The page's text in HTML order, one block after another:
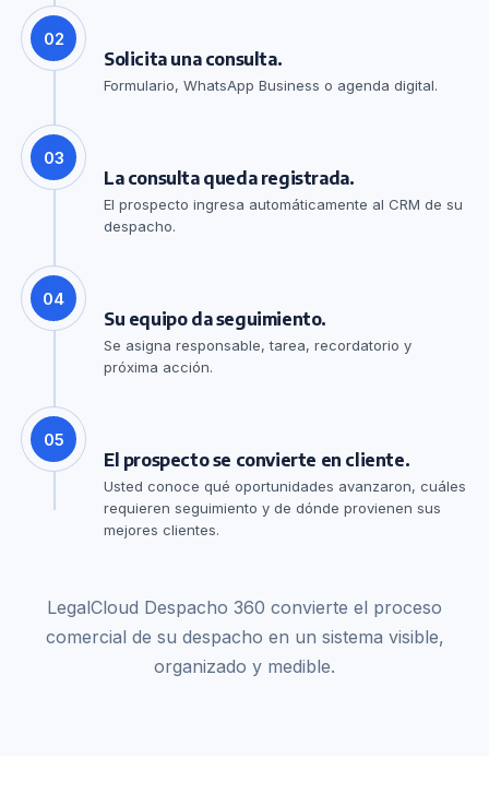
02
Solicita una consulta.
Formulario, WhatsApp Business o agenda digital.
03
La consulta queda registrada.
El prospecto ingresa automáticamente al CRM de su
despacho.
04
Su equipo da seguimiento.
Se asigna responsable, tarea, recordatorio y
próxima acción.
05
El prospecto se convierte en cliente.
Usted conoce qué oportunidades avanzaron, cuáles
requieren seguimiento y de dónde provienen sus
mejores clientes.
LegalCloud Despacho 360 convierte el proceso
comercial de su despacho en un sistema visible,
organizado y medible.